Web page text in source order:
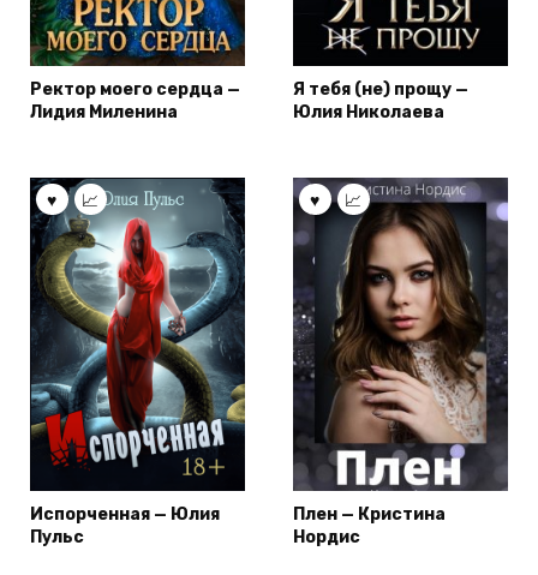
Ректор моего сердца —
Лидия Миленина
Я тебя (не) прощу —
Юлия Николаева
Испорченная — Юлия
Пульс
Плен — Кристина
Нордис